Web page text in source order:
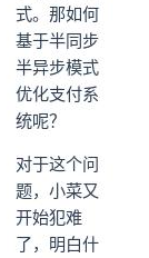
式。那如何
基于半同步
半异步模式
优化支付系
统呢？
对于这个问
题，小菜又
开始犯难
了，明白什